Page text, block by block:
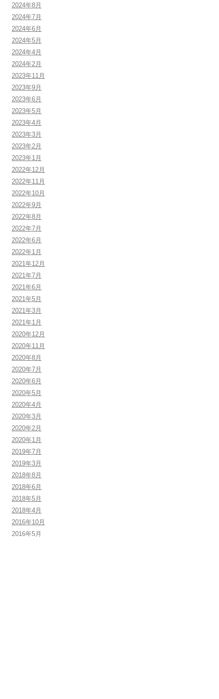
2024年8月
2024年7月
2024年6月
2024年5月
2024年4月
2024年2月
2023年11月
2023年9月
2023年6月
2023年5月
2023年4月
2023年3月
2023年2月
2023年1月
2022年12月
2022年11月
2022年10月
2022年9月
2022年8月
2022年7月
2022年6月
2022年1月
2021年12月
2021年7月
2021年6月
2021年5月
2021年3月
2021年1月
2020年12月
2020年11月
2020年8月
2020年7月
2020年6月
2020年5月
2020年4月
2020年3月
2020年2月
2020年1月
2019年7月
2019年3月
2018年8月
2018年6月
2018年5月
2018年4月
2016年10月
2016年5月